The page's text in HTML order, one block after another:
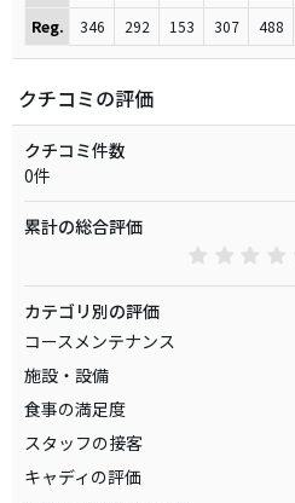
Reg.
346 292 153 307 488
クチコミの評価
クチコミ件数
0件
累計の総合評価
カテゴリ別の評価
コースメンテナンス
施設・設備
食事の満足度
スタッフの接客
キャディの評価